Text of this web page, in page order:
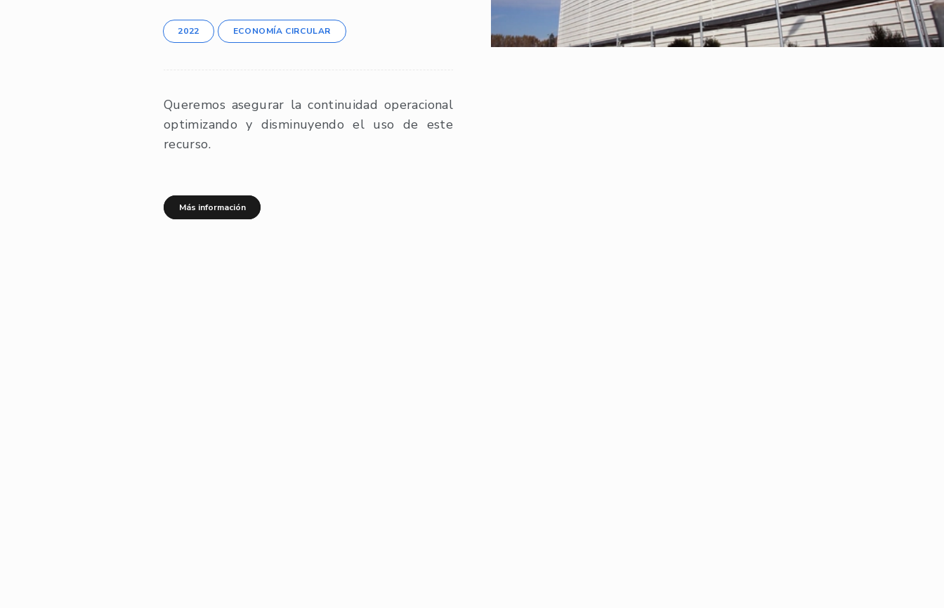
2022 ECONOMÍA CIRCULAR
Queremos asegurar la continuidad operacional
optimizando y disminuyendo el uso de este
recurso.
Más información